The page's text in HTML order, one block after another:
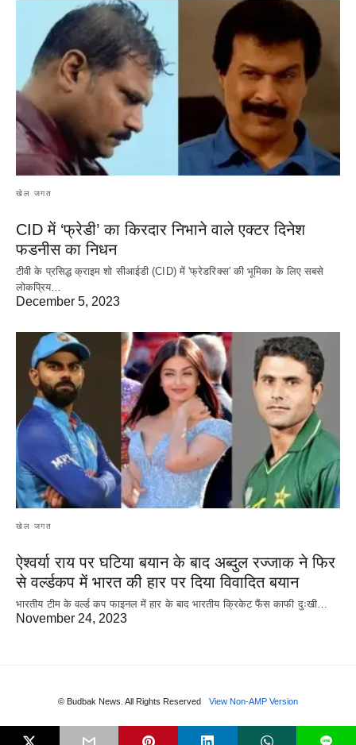
खेल जगत
CID में ‘फ्रेडी’ का किरदार निभाने वाले एक्टर दिनेश
फडनीस का निधन
टीवी के प्रसिद्ध क्राइम शो सीआईडी (CID) में 'फ्रेडरिक्स' की भूमिका के लिए सबसे
लोकप्रिय…
December 5, 2023
खेल जगत
ऐश्वर्या राय पर‌ घटिया बयान के बाद अब्दुल रज्जाक ने फिर
से वर्ल्डकप में भारत की हार पर दिया विवादित बयान
भारतीय टीम के वर्ल्ड कप फाइनल में हार के‌ बाद भारतीय क्रिकेट फैंस काफी दुःखी…
November 24, 2023
© Budbak News. All Rights Reserved View Non-AMP Version
L